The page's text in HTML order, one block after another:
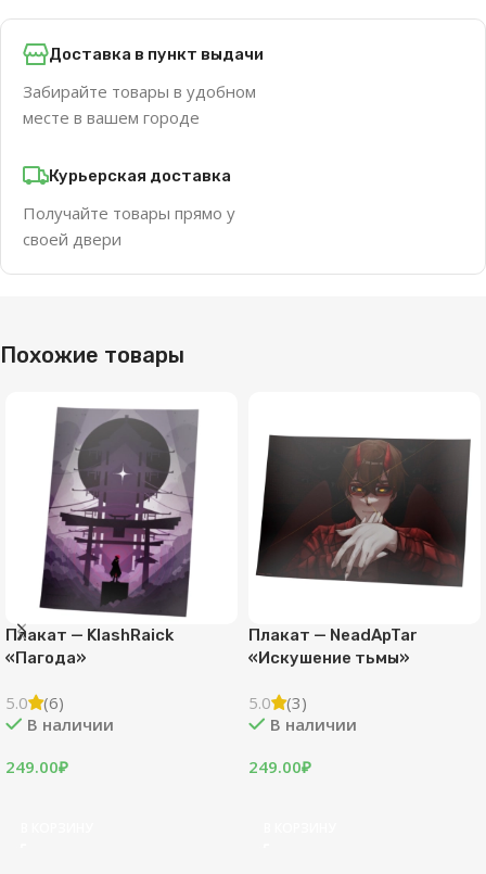
Доставка в пункт выдачи
Забирайте товары в удобном
месте в вашем городе
Курьерская доставка
Получайте товары прямо у
своей двери
Похожие товары
Плакат — KlashRaick
«Пагода»
5.0
(6)
В наличии
249.00₽
Плакат — NeadApTar
«Искушение тьмы»
5.0
(3)
В наличии
249.00₽